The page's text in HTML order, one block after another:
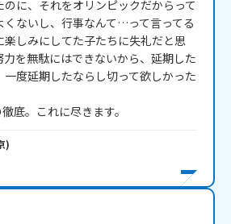
に、それをオリンピックだからって
くないし、行事なんて…って言ってる
しみにしてた子たちに失礼だと思
力を無駄にはできないから、延期した
一度延期したならし切って欲しかった
底。これに尽きます。
)